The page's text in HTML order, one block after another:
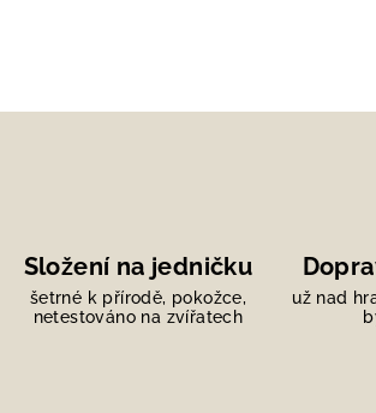
Složení na jedničku
šetrné k přírodě, pokožce,
netestováno na zvířatech
už nad